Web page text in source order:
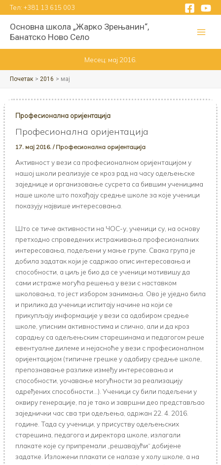
Пређи
на
садржај
Тел: +381 13 615 003
Основна школа „Жарко Зрењанин“,
Банатско Ново Село
Месец: мај 2016.
Почетак 2016 мај
Професионална оријентација
Професионална оријентација
17. мај 2016. / Професионална оријентација
Активност у вези са професионалном оријентацијом у
нашој школи реализује се кроз рад на часу одељењске
заједнице и организовање сусрета са бившим ученицима
наше школе што похађају средње школе за које ученици
показују највише интересовања.
Што се тиче активности на ЧОС-у, ученици су, на основу
претходно спроведених истраживања професионалних
интересовања, подељени у мање групе. Свака група је
добила задатак који је садржао опис интересовања и
способности, а циљ је био да се ученици мотивишу да
сами истраже могућа решења у вези с наставком
школовања, то јест избором занимања. Ово је уједно била
и прилика да ученици испитају начине на који се
прикупљају информације у вези са одабиром средње
школе, уписним активностима и слично, али и да кроз
сарадњу са одељењским старешинама и педагогом реше
евентуалне дилеме и нејасноће у вези с професионалном
оријентацијом (типичне грешке у одабиру средње школе,
препознавање разлике између интересовања и
способности, уочавање могућности за реализацију
одређених способности…). Ученици су били подељени у
оквиру генерације, па је тако и завршни део представљао
заједнички час сва три одељења, одржан 22. 4. 2016.
године. Тада су ученици, у присуству одељењских
старешина, педагога и директора школе, излагали
плакате које су припремали „решавајући“ добијене
задатке. Изложени плакати се налазе у холу школе, а на